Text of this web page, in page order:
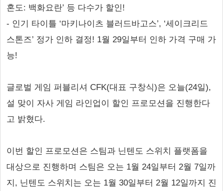
혼도: 백화요란’ 등 다수가 할인!
- 인기 타이틀 ‘마키나이츠 블러드바고스’, ‘세이크리드
스톤즈’ 정가 인하 결정! 1월 29일부터 인하 가격 구매 가
능!
글로벌 게임 퍼블리셔 CFK(대표 구창식)은 오늘(24일),
설 맞이 자사 게임 라인업이 할인 프로모션을 진행한다
고 밝혔다.
이번 할인 프로모션은 스팀과 닌텐도 스위치 플랫폼을
대상으로 진행하며 스팀은 오는 1월 24일부터 2월 7일까
지, 닌텐도 스위치는 오는 1월 30일부터 2월 12일까지 진